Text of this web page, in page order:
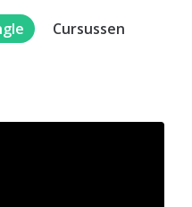
Cursussen